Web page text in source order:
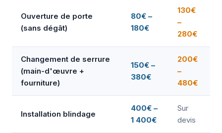
Ouverture de porte
(sans dégât)
80€ –
180€
130€
–
280€
Changement de serrure
(main-d'œuvre +
fourniture)
150€ –
380€
200€
–
480€
Installation blindage
400€ –
1 400€
Sur
devis